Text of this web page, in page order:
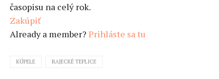
časopisu na celý rok.
Zakúpiť
Already a member? Prihláste sa tu
KÚPELE RAJECKÉ TEPLICE